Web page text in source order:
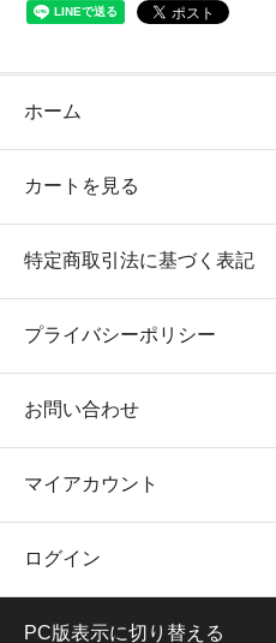
ホーム
カートを見る
特定商取引法に基づく表記
プライバシーポリシー
お問い合わせ
マイアカウント
ログイン
PC版表示に切り替える